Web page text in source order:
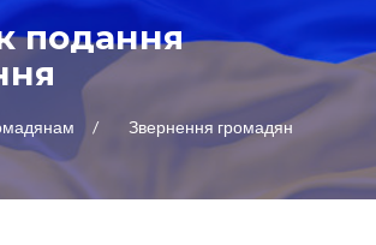
подання
Звернення громадян